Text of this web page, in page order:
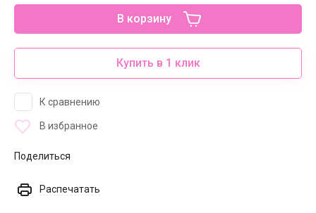
В корзину
Купить в 1 клик
К сравнению
В избранное
Поделиться
Распечатать